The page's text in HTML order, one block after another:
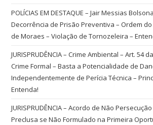
POLÍCIAS EM DESTAQUE – Jair Messias
Decorrência de Prisão Preventiva – Ordem
de Moraes – Violação de Tornozeleira –
JURISPRUDÊNCIA – Crime Ambiental – Art. 54
Crime Formal – Basta a Potencialidade de
Independentemente de Perícia Técnica –
Entenda!
JURISPRUDÊNCIA – Acordo de Não
Preclusa se Não Formulado na Primeira